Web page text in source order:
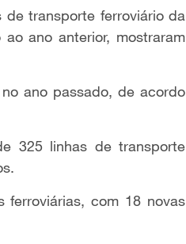
de transporte ferroviário da
ano anterior, mostraram
ano passado, de acordo
325 linhas de transporte
ferroviárias, com 18 novas